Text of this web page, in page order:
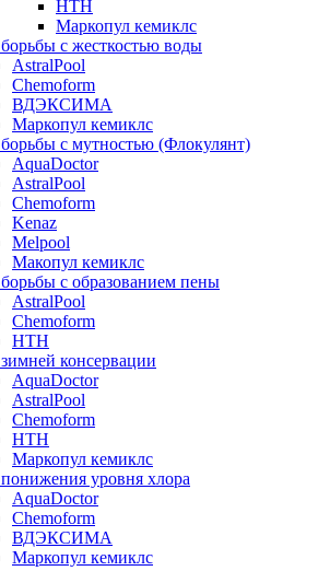
HTH
Маркопул кемиклс
с жесткостью воды
AstralPool
Chemoform
ВДЭКСИМА
Маркопул кемиклс
с мутностью (Флокулянт)
AquaDoctor
AstralPool
Chemoform
Kenaz
Melpool
Макопул кемиклс
с образованием пены
AstralPool
Chemoform
HTH
консервации
AquaDoctor
AstralPool
Chemoform
HTH
Маркопул кемиклс
уровня хлора
AquaDoctor
Chemoform
ВДЭКСИМА
Маркопул кемиклс